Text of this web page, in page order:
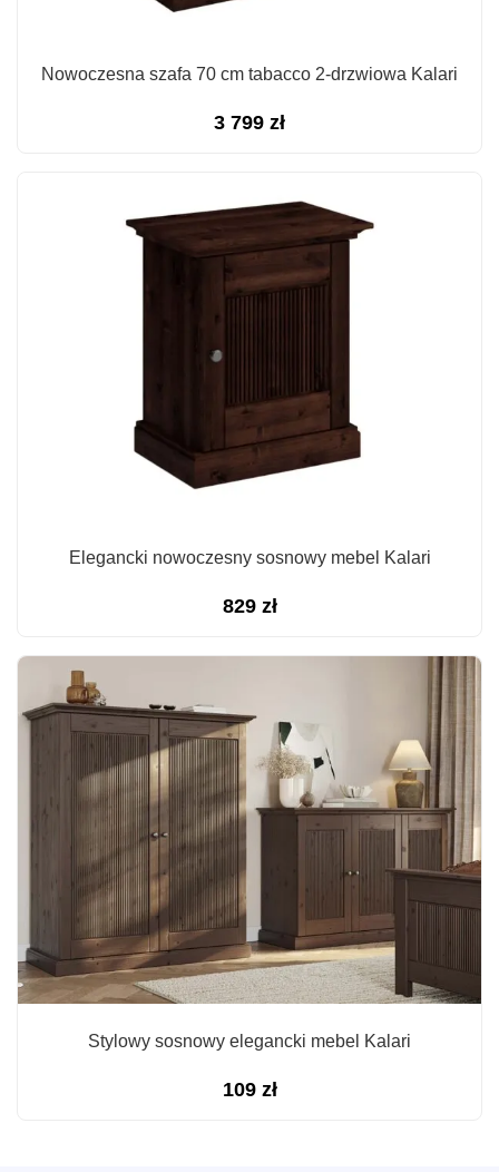
Nowoczesna szafa 70 cm tabacco 2-drzwiowa Kalari
3 799 zł
Elegancki nowoczesny sosnowy mebel Kalari
829 zł
Stylowy sosnowy elegancki mebel Kalari
109 zł